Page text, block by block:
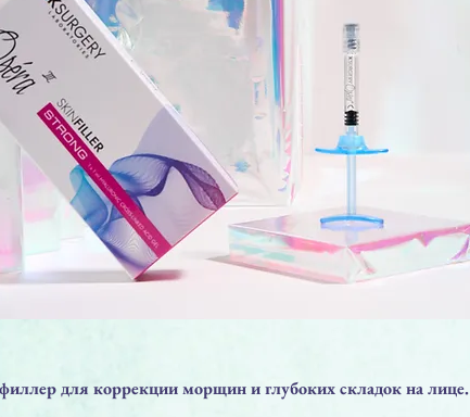
для коррекции морщин и глубоких складок на лице.